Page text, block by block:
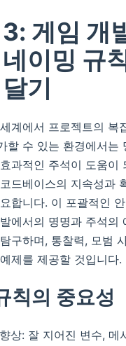
게임 개
이밍 규
기
계에서 프로젝트의 복
할 수 있는 환경에서는
과적인 주석이 도움이
드베이스의 지속성과
합니다. 이 포괄적인
에서의 명명과 주석의
구하며, 통찰력, 모범
제를 제공할 것입니다.
칙의 중요성
상: 잘 지어진 변수, 메